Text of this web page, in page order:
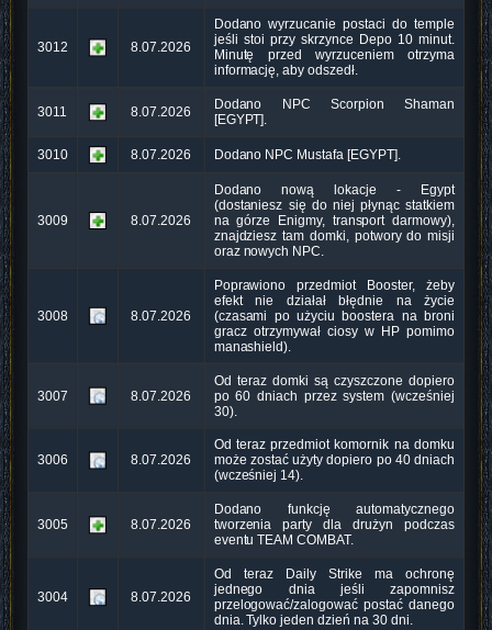
3012 8.07.2026
Dodano wyrzucanie postaci do temple
jeśli stoi przy skrzynce Depo 10 minut.
Minutę przed wyrzuceniem otrzyma
informację, aby odszedł.
3011 8.07.2026 Dodano NPC Scorpion Shaman
[EGYPT].
3010 8.07.2026 Dodano NPC Mustafa [EGYPT].
3009 8.07.2026
Dodano nową lokacje - Egypt
(dostaniesz się do niej płynąc statkiem
na górze Enigmy, transport darmowy),
znajdziesz tam domki, potwory do misji
oraz nowych NPC.
3008 8.07.2026
Poprawiono przedmiot Booster, żeby
efekt nie działał błędnie na życie
(czasami po użyciu boostera na broni
gracz otrzymywał ciosy w HP pomimo
manashield).
3007 8.07.2026
Od teraz domki są czyszczone dopiero
po 60 dniach przez system (wcześniej
30).
3006 8.07.2026
Od teraz przedmiot komornik na domku
może zostać użyty dopiero po 40 dniach
(wcześniej 14).
3005 8.07.2026
Dodano funkcję automatycznego
tworzenia party dla drużyn podczas
eventu TEAM COMBAT.
3004 8.07.2026
Od teraz Daily Strike ma ochronę
jednego dnia jeśli zapomnisz
przelogować/zalogować postać danego
dnia. Tylko jeden dzień na 30 dni.